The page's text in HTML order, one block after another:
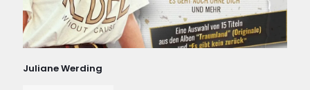
Juliane Werding